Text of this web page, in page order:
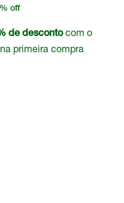
off
de descontocom o
primeira compra